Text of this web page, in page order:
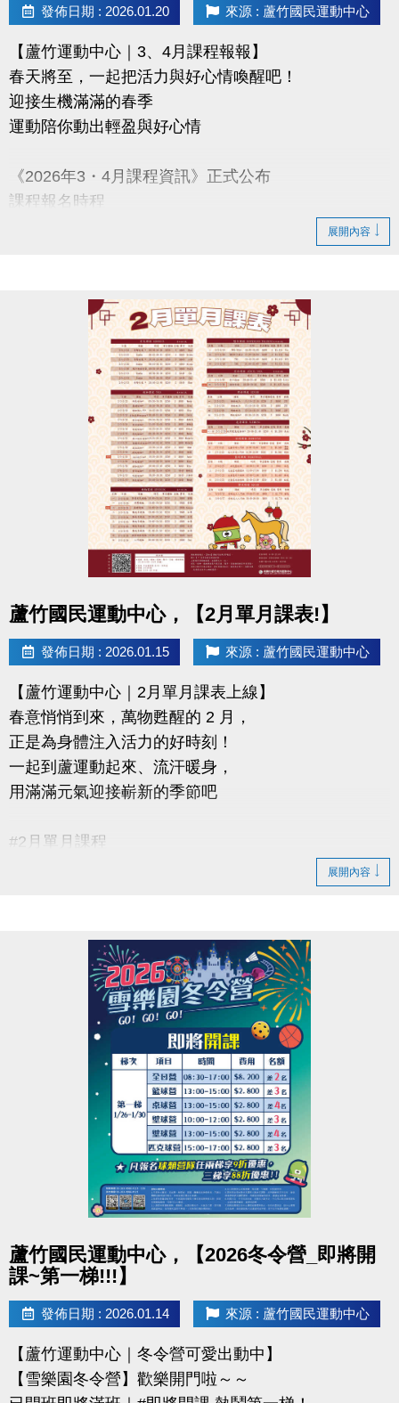
發佈日期 : 2026.01.20 來源 : 蘆竹國民運動中心
【蘆竹運動中心｜3、4月課程報報】
春天將至，一起把活力與好心情喚醒吧！
迎接生機滿滿的春季
運動陪你動出輕盈與好心情
《2026年3・4月課程資訊》正式公布
課程報名時程
使用APP享9折優惠（部分課程無折扣），臨櫃享95折
舊生們享有優先報名的期間，千萬別錯過！
【舊生定義】
報名完整1-2月期課、2月單月課程
且開班成功，無中途退費之學員
2/11-2/28 不分新舊生
APP報名享95折優惠
2/28 前 本期臨櫃報名
◆有 加碼優惠 喔◆
同一人報名三門以上 → 88折優惠
同一人報名兩門以上 → 9折優惠
連絡資訊
-官網 :
https://www.lzsports.com.tw/zh_TW/news/pageID/1/
-FB : 桃園市蘆竹國民運動中心
-IG : @luzhusports
展開內容
蘆竹國民運動中心，【2月單月課表!】
發佈日期 : 2026.01.15 來源 : 蘆竹國民運動中心
【蘆竹運動中心｜2月單月課表上線】
春意悄悄到來，萬物甦醒的 2 月，
正是為身體注入活力的好時刻！
一起到蘆運動起來、流汗暖身，
用滿滿元氣迎接嶄新的季節吧
#2月單月課程
▶ 課程臨櫃報名，【NEW】課程可使用APP報名。
▶ 上課請穿著運動服裝，並攜帶毛巾、水。
▶ 有氧、瑜珈、飛輪需年滿15歲；懸吊、空瑜需年滿
▶ 若因人數不足無法開班，將於開課前通知，並請持
原信用卡、繳費憑證及發票至本中心辦理退費。
-洽詢專線：03-2639066 #115、116
-官網 :
https://www.lzsports.com.tw/zh_TW/news/pageID/1/
-FB : 桃園市蘆竹國民運動中心
-IG : @luzhusports
展開內容
蘆竹國民運動中心，【2026冬令營_即將開
課~第一梯!!!】
發佈日期 : 2026.01.14 來源 : 蘆竹國民運動中心
【蘆竹運動中心｜冬令營可愛出動中】
【雪樂園冬令營】歡樂開門啦～～